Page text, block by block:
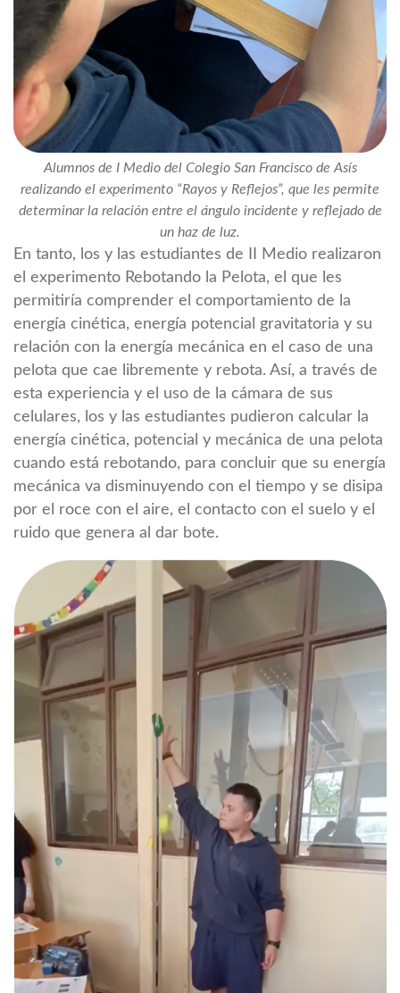
Alumnos de I Medio del Colegio San Francisco de Asís
realizando el experimento “Rayos y Reflejos”, que les permite
determinar la relación entre el ángulo incidente y reflejado de
un haz de luz.
En tanto, los y las estudiantes de II Medio realizaron
el experimento Rebotando la Pelota, el que les
permitiría comprender el comportamiento de la
energía cinética, energía potencial gravitatoria y su
relación con la energía mecánica en el caso de una
pelota que cae libremente y rebota. Así, a través de
esta experiencia y el uso de la cámara de sus
celulares, los y las estudiantes pudieron calcular la
energía cinética, potencial y mecánica de una pelota
cuando está rebotando, para concluir que su energía
mecánica va disminuyendo con el tiempo y se disipa
por el roce con el aire, el contacto con el suelo y el
ruido que genera al dar bote.